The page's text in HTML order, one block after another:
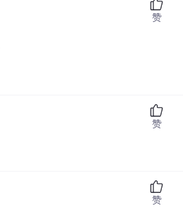
赞
赞
赞